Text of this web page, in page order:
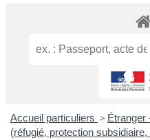
Accueil particuliers > Étranger
(réfugié, protection subsidiaire,